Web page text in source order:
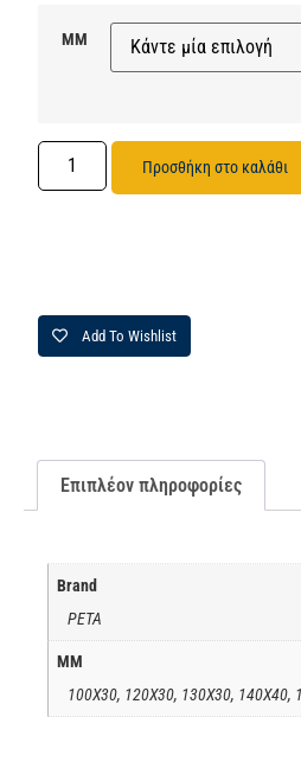
ΜΜ
Προσθήκη στο καλάθι
Add To Wishlist
Επιπλέον πληροφορίες
Brand
PETA
ΜΜ
100X30, 120X30, 130X30, 140X40,